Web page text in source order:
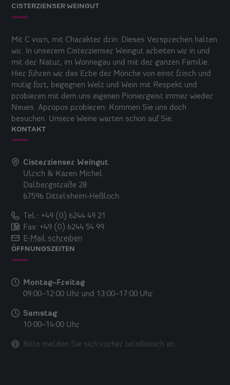
CISTERZIENSER WEINGUT
Mit C vorn, mit Charakter drin: Dieses Versprechen halten
wir. In unserem Cisterzienser Weingut arbeiten wir in und
mit der Natur, im Wonnegau und mit der ganzen Familie.
Hier führen wir das Erbe der Mönche von einst frisch und
mutig fort, begegnen Welt und Wein mit Respekt und
probieren mit dem uns eigenen Pioniergeist immer wieder
Neues. Apropos probieren: Kommen Sie uns doch
besuchen. Unsere Weine warten schon auf Sie.
KONTAKT
Cisterzienser Weingut
Ulrich & Karen Michel
Dalbergstraße 28
67596 Dittelsheim-Heßloch
Tel.: +49 (0) 6244 49 21
Fax: +49 (0) 6244 54 99
E-Mail schreiben
ÖFFNUNGSZEITEN
Montag–Freitag
09:00–12:00 Uhr und 13:00–17:00 Uhr
Samstag
10:00–14:00 Uhr
Bitte melden Sie sich vorher telefonisch an.